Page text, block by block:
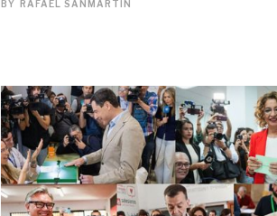
BY RAFAEL SANMARTÍN